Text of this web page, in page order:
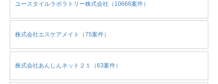
ユースタイルラボラトリー株式会社（10666案件）
株式会社エスケアメイト（75案件）
株式会社あんしんネット２１（63案件）